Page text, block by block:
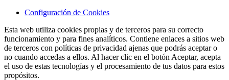
Configuración de Cookies
Esta web utiliza cookies propias y de terceros para su correcto
funcionamiento y para fines analíticos. Contiene enlaces a sitios web
de terceros con políticas de privacidad ajenas que podrás aceptar o
no cuando accedas a ellos. Al hacer clic en el botón Aceptar, acepta
el uso de estas tecnologías y el procesamiento de tus datos para estos
propósitos.